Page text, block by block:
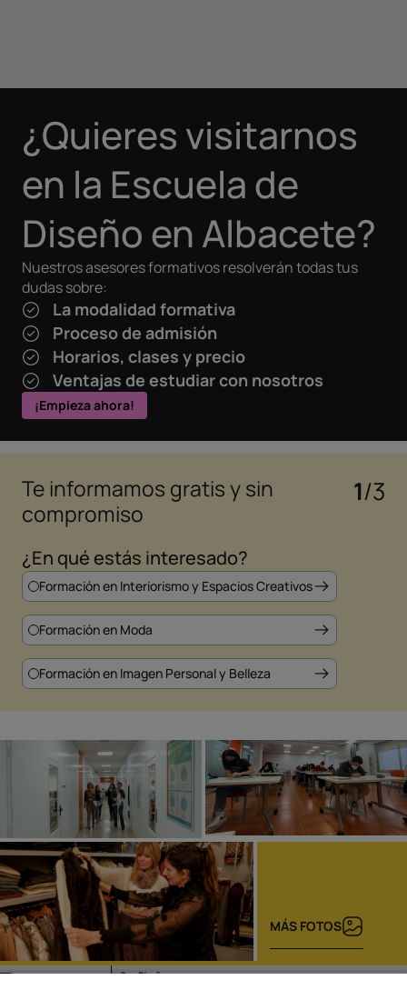
¿Quieres visitarnos
en la Escuela de
Diseño en Albacete?
Nuestros asesores formativos resolverán todas tus
dudas sobre:
La modalidad formativa
Proceso de admisión
Horarios, clases y precio
Ventajas de estudiar con nosotros
¡Empieza ahora!
Te informamos gratis y sin
compromiso
1/3
¿En qué estás interesado?
Formación en Interiorismo y Espacios Creativos
Formación en Moda
Formación en Imagen Personal y Belleza
MÁS FOTOS